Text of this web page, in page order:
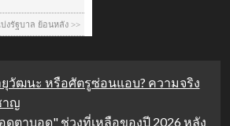
วัฒนะ หรือศัตรูซ่อนแอบ? ความจริง
าญ
ตาบอด" ช่วงที่เหลือของปี 2026 หลัง